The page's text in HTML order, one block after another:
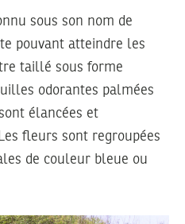
sous son nom de
pouvant atteindre les
taillé sous forme
odorantes palmées
élancées et
fleurs sont regroupées
de couleur bleue ou